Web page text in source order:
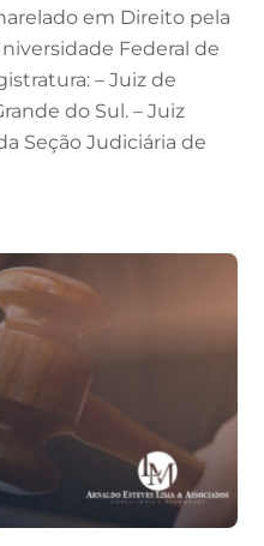
em Direito pela
Federal de
– Juiz de
do Sul. – Juiz
Seção Judiciária de